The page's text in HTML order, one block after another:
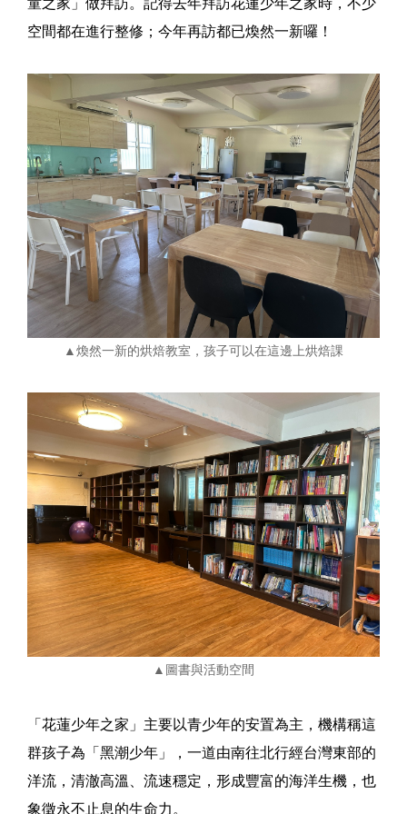
童之家」做拜訪。記得去年拜訪花蓮少年之家時，不少
空間都在進行整修；今年再訪都已煥然一新囉！
▲煥然一新的烘焙教室，孩子可以在這邊上烘焙課
▲圖書與活動空間
「花蓮少年之家」主要以青少年的安置為主，機構稱這
群孩子為「黑潮少年」，一道由南往北行經台灣東部的
洋流，清澈高溫、流速穩定，形成豐富的海洋生機，也
象徵永不止息的生命力。